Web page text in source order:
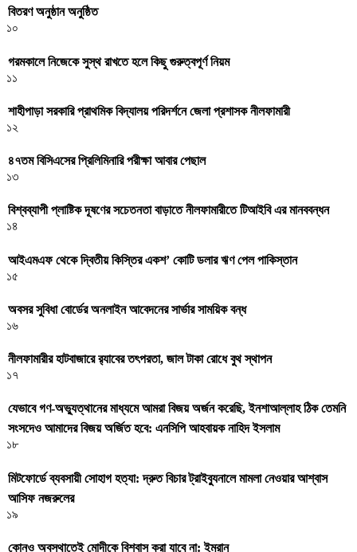
বিতরণ অনুষ্ঠান অনুষ্ঠিত
১০
গরমকালে নিজেকে সুস্থ রাখতে হলে কিছু গুরুত্বপূর্ণ নিয়ম
১১
শাহীপাড়া সরকারি প্রাথমিক বিদ্যালয় পরিদর্শনে জেলা প্রশাসক নীলফামারী
১২
৪৭তম বিসিএসের প্রিলিমিনারি পরীক্ষা আবার পেছাল
১৩
বিশ্বব্যাপী প্লাষ্টিক দূষণের সচেতনতা বাড়াতে নীলফামারীতে টিআইবি এর মানববন্ধন
১৪
আইএমএফ থেকে দ্বিতীয় কিস্তির একশ’ কোটি ডলার ঋণ পেল পাকিস্তান
১৫
অবসর সুবিধা বোর্ডের অনলাইন আবেদনের সার্ভার সাময়িক বন্ধ
১৬
নীলফামারীর হাটবাজারে র‌্যাবের তৎপরতা, জাল টাকা রোধে বুথ স্থাপন
১৭
যেভাবে গণ-অভ্যুত্থানের মাধ্যমে আমরা বিজয় অর্জন করেছি, ইনশাআল্লাহ ঠিক তেমনি
সংসদেও আমাদের বিজয় অর্জিত হবে: এনসিপি আহবায়ক নাহিদ ইসলাম
১৮
মিটফোর্ডে ব্যবসায়ী সোহাগ হত্যা: দ্রুত বিচার ট্রাইব্যুনালে মামলা নেওয়ার আশ্বাস
আসিফ নজরুলের
১৯
কোনও অবস্থাতেই মোদীকে বিশ্বাস করা যাবে না: ইমরান